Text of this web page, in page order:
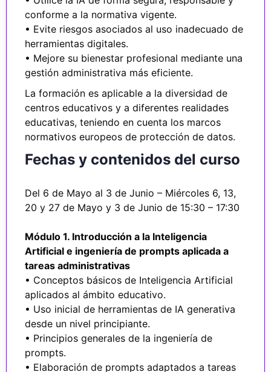
conforme a la normativa vigente.
• Evite riesgos asociados al uso inadecuado de
herramientas digitales.
• Mejore su bienestar profesional mediante una
gestión administrativa más eficiente.
La formación es aplicable a la diversidad de
centros educativos y a diferentes realidades
educativas, teniendo en cuenta los marcos
normativos europeos de protección de datos.
Fechas y contenidos del curso
Del 6 de Mayo al 3 de Junio – Miércoles 6, 13,
20 y 27 de Mayo y 3 de Junio de 15:30 – 17:30
Módulo 1. Introducción a la Inteligencia
Artificial e ingeniería de prompts aplicada a
tareas administrativas
• Conceptos básicos de Inteligencia Artificial
aplicados al ámbito educativo.
• Uso inicial de herramientas de IA generativa
desde un nivel principiante.
• Principios generales de la ingeniería de
prompts.
• Elaboración de prompts adaptados a tareas